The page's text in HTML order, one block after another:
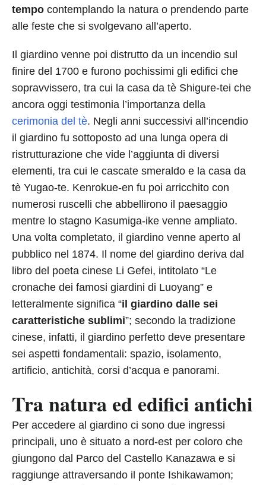
tempo contemplando la natura o prendendo parte
alle feste che si svolgevano all’aperto.
Il giardino venne poi distrutto da un incendio sul
finire del 1700 e furono pochissimi gli edifici che
sopravvissero, tra cui la casa da tè Shigure-tei che
ancora oggi testimonia l’importanza della
cerimonia del tè. Negli anni successivi all’incendio
il giardino fu sottoposto ad una lunga opera di
ristrutturazione che vide l’aggiunta di diversi
elementi, tra cui le cascate smeraldo e la casa da
tè Yugao-te. Kenrokue-en fu poi arricchito con
numerosi ruscelli che abbellirono il paesaggio
mentre lo stagno Kasumiga-ike venne ampliato.
Una volta completato, il giardino venne aperto al
pubblico nel 1874. Il nome del giardino deriva dal
libro del poeta cinese Li Gefei, intitolato “Le
cronache dei famosi giardini di Luoyang” e
letteralmente significa “il giardino dalle sei
caratteristiche sublimi”; secondo la tradizione
cinese, infatti, il giardino perfetto deve presentare
sei aspetti fondamentali: spazio, isolamento,
artificio, antichità, corsi d’acqua e panorami.
Tra natura ed edifici antichi
Per accedere al giardino ci sono due ingressi
principali, uno è situato a nord-est per coloro che
giungono dal Parco del Castello Kanazawa e si
raggiunge attraversando il ponte Ishikawamon;